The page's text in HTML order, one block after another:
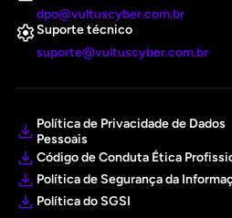
dpo@vultuscyber.com.br
Suporte técnico
suporte@vultuscyber.com.br
Política de Privacidade de Dados
Pessoais
Código de Conduta Ética
Política de Segurança da
Política do SGSI